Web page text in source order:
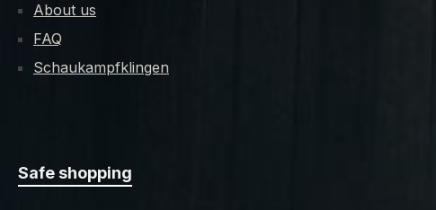
About us
FAQ
Schaukampfklingen
Safe shopping